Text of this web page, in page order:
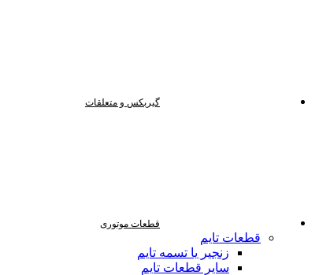
گیربکس و متعلقات
قطعات موتوری
قطعات تایم
زنجیر یا تسمه تایم
سایر قطعات تایم